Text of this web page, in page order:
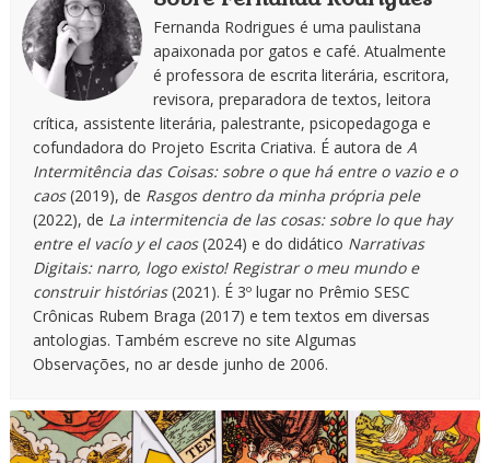
Fernanda Rodrigues é uma paulistana
apaixonada por gatos e café. Atualmente
é professora de escrita literária, escritora,
revisora, preparadora de textos, leitora
crítica, assistente literária, palestrante, psicopedagoga e
cofundadora do Projeto Escrita Criativa. É autora de A
Intermitência das Coisas: sobre o que há entre o vazio e o
caos(2019), de Rasgos dentro da minha própria pele
(2022), de La intermitencia de las cosas: sobre lo que hay
entre el vacío y el caos(2024) e do didático Narrativas
Digitais: narro, logo existo! Registrar o meu mundo e
construir histórias(2021). É 3º lugar no Prêmio SESC
Crônicas Rubem Braga (2017) e tem textos em diversas
antologias. Também escreve no site Algumas
Observações, no ar desde junho de 2006.